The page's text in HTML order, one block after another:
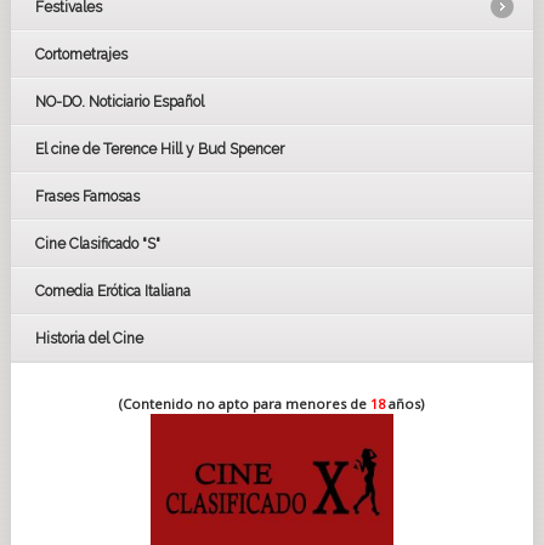
Festivales
LOS OSCARS
GOYAS
BAFTA
Cortometrajes
NO-DO. Noticiario Español
El cine de Terence Hill y Bud Spencer
Frases Famosas
Cine Clasificado "S"
Comedia Erótica Italiana
Historia del Cine
(Contenido no apto para menores de 18años)